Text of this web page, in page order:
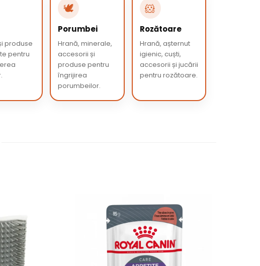
produse
pentru
🕊️
Porumbei
Hrană, minerale,
accesorii și
produse pentru
îngrijirea
porumbeilor.
🐹
Rozătoare
Hrană, așternut
igienic, cuști,
accesorii și jucării
pentru rozătoare.